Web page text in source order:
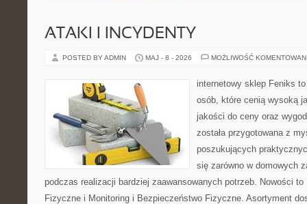
ATAKI I INCYDENTY
POSTED BY ADMIN MAJ - 8 - 2026 MOŻLIWOŚĆ
internetowy sklep Feniks
osób, które cenią wysoką
jakości do ceny oraz
została przygotowana z
poszukujących
się zarówno w domowych
podczas realizacji bardziej zaawansowanych potrzeb. Nowości
Fizyczne i Monitoring i Bezpieczeństwo Fizyczne. Asortyment